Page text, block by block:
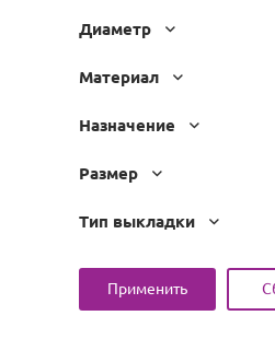
Диаметр
Материал
Назначение
Размер
Тип выкладки